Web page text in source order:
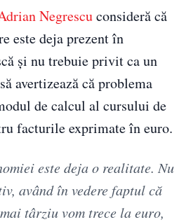
Negrescuconsideră că
este deja prezent în
și nu trebuie privit ca un
avertizează că problema
de calcul al cursului de
facturile exprimate în euro.
este deja o realitate. Nu
având în vedere faptul că
târziu vom trece la euro,